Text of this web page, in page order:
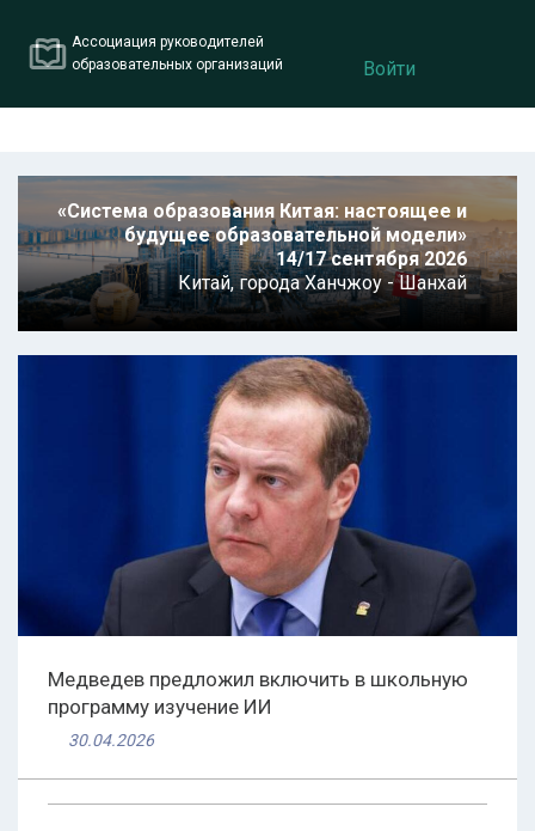
Ассоциация руководителей
образовательных организаций
Войти
«Система образования Китая: настоящее и
будущее образовательной модели»
14/17 сентября 2026
Китай,города Ханчжоу - Шанхай
Медведев предложил включить в школьную
программу изучение ИИ
30.04.2026